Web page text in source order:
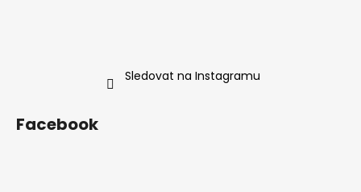
Sledovat na Instagramu
Facebook